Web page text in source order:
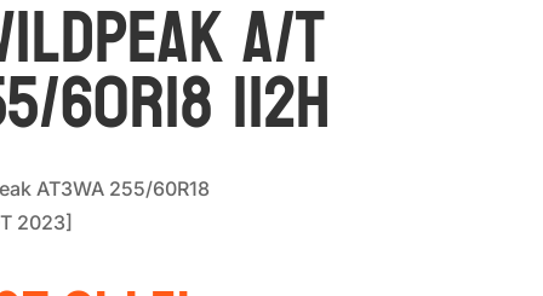
A/T
60R18 112H
AT3WA 255/60R18
2023]